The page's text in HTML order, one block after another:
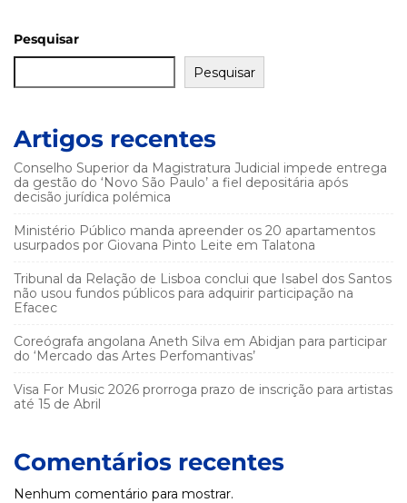
Pesquisar
Pesquisar
Artigos recentes
Conselho Superior da Magistratura Judicial impede entrega
da gestão do ‘Novo São Paulo’ a fiel depositária após
decisão jurídica polémica
Ministério Público manda apreender os 20 apartamentos
usurpados por Giovana Pinto Leite em Talatona
Tribunal da Relação de Lisboa conclui que Isabel dos Santos
não usou fundos públicos para adquirir participação na
Efacec
Coreógrafa angolana Aneth Silva em Abidjan para participar
do ‘Mercado das Artes Perfomantivas’
Visa For Music 2026 prorroga prazo de inscrição para artistas
até 15 de Abril
Comentários recentes
Nenhum comentário para mostrar.